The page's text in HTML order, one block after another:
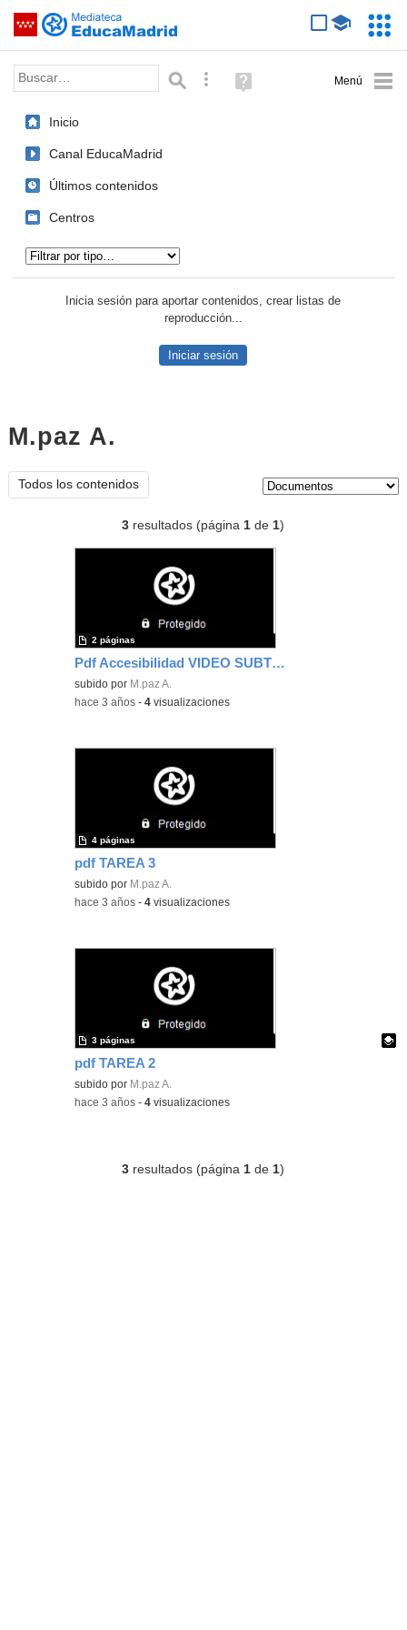
Saltar navegación
Palabra o frase: Búsqueda avanzada
Ayuda
(en
Inicio
Canal EducaMadrid
Últimos contenidos
Centros
Inicia sesión para aportar contenidos, crear listas de
reproducción...
Iniciar sesión
M.paz A.
Todos los contenidos
3 resultados (página1 de1)
Pdf Accesibilidad VIDEO SUBTÍTULOS
subido por M.paz A.
2 páginas
-hace 3 años -4 visualizaciones
pdf TAREA 3
subido por M.paz A.
4 páginas
-hace 3 años -4 visualizaciones
pdf TAREA 2
Contenido educativo.
subido por M.paz A.
3 páginas
-hace 3 años -4 visualizaciones
3 resultados (página 1 de 1)